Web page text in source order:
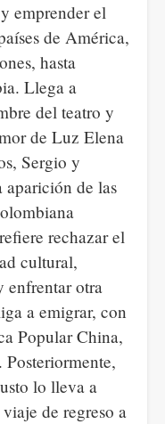
emprender el
de América,
hasta
Llega a
del teatro y
de Luz Elena
Sergio y
aparición de las
rechazar el
cultural,
enfrentar otra
a emigrar, con
Popular China,
lo lleva a
de regreso a